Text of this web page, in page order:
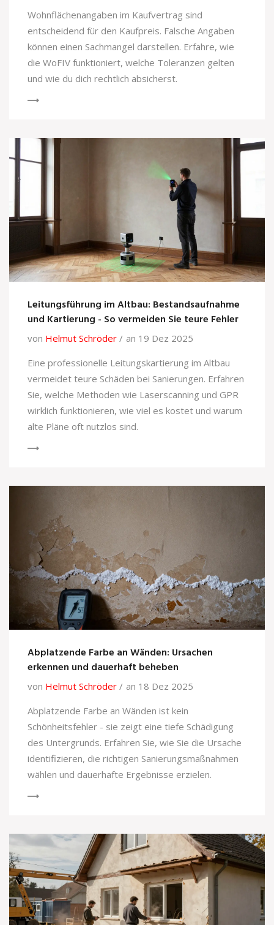
Wohnflächenangaben im Kaufvertrag sind
entscheidend für den Kaufpreis. Falsche Angaben
können einen Sachmangel darstellen. Erfahre, wie
die WoFIV funktioniert, welche Toleranzen gelten
und wie du dich rechtlich absicherst.
Leitungsführung im Altbau: Bestandsaufnahme
und Kartierung - So vermeiden Sie teure Fehler
von Helmut Schröder
an 19 Dez 2025
Eine professionelle Leitungskartierung im Altbau
vermeidet teure Schäden bei Sanierungen. Erfahren
Sie, welche Methoden wie Laserscanning und GPR
wirklich funktionieren, wie viel es kostet und warum
alte Pläne oft nutzlos sind.
Abplatzende Farbe an Wänden: Ursachen
erkennen und dauerhaft beheben
von Helmut Schröder
an 18 Dez 2025
Abplatzende Farbe an Wänden ist kein
Schönheitsfehler - sie zeigt eine tiefe Schädigung
des Untergrunds. Erfahren Sie, wie Sie die Ursache
identifizieren, die richtigen Sanierungsmaßnahmen
wählen und dauerhafte Ergebnisse erzielen.